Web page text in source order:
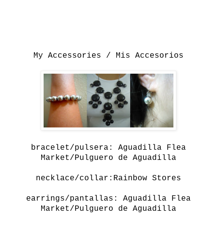
My Accessories / Mis Accesorios
bracelet/pulsera: Aguadilla Flea
Market/Pulguero de Aguadilla
necklace/collar:Rainbow Stores
earrings/pantallas: Aguadilla Flea
Market/Pulguero de Aguadilla